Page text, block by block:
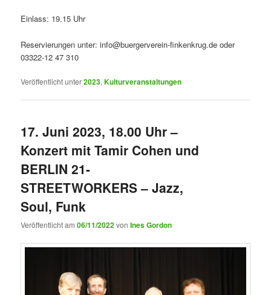
Einlass: 19.15 Uhr
Reservierungen unter: info@buergerverein-finkenkrug.de oder
03322-12 47 310
Veröffentlicht unter2023,Kulturveranstaltungen
17. Juni 2023, 18.00 Uhr –
Konzert mit Tamir Cohen und
BERLIN 21-
STREETWORKERS – Jazz,
Soul, Funk
Veröffentlicht am06/11/2022vonInes Gordon